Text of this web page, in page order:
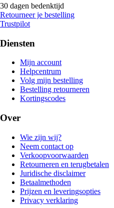
30 dagen bedenktijd
Retourneer je bestelling
Trustpilot
Diensten
Mijn account
Helpcentrum
Volg mijn bestelling
Bestelling retourneren
Kortingscodes
Over
Wie zijn wij?
Neem contact op
Verkoopvoorwaarden
Retourneren en terugbetalen
Juridische disclaimer
Betaalmethoden
Prijzen en leveringsopties
Privacy verklaring